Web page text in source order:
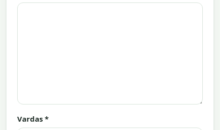
Vardas *